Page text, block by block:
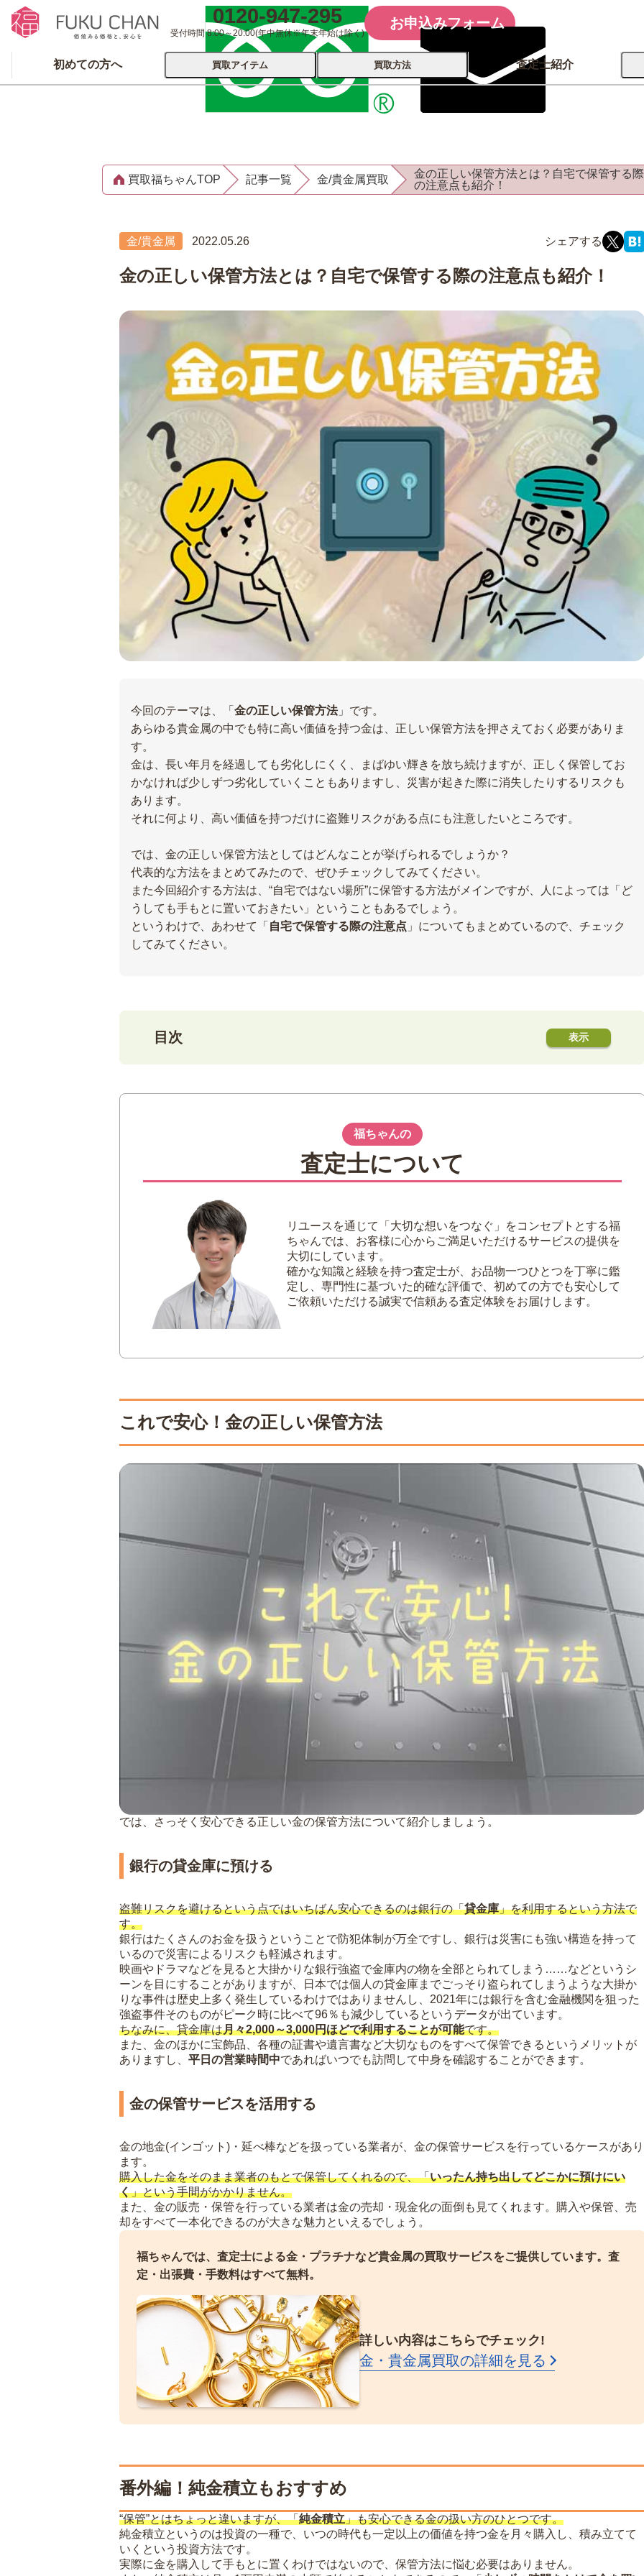
0120-947-295
受付時間 8:00～20:00(年中無休※年末年始は除く)
お申込みフォーム
初めての方へ 買取アイテム
ブランド
品
古銭 ⁄
記念硬貨
レコード
お酒
金 ⁄
貴金属
時計 毛皮 宝石
買取方法 査定士紹介
買取福ちゃんTOP 記事一覧 金/貴金属買取
金の正しい保管方法とは？自宅で保管する際
の注意点も紹介！
金/貴金属 2022.05.26
金の正しい保管方法とは？自宅で保管する際の注意点も紹介！
今回のテーマは、「 金の正しい保管方法」です。
あらゆる貴金属の中でも特に高い価値を持つ金は、正しい保管方法を押さえておく必要がありま
す。
金は、長い年月を経過しても劣化しにくく、まばゆい輝きを放ち続けますが、正しく保管してお
かなければ少しずつ劣化していくこともありますし、災害が起きた際に消失したりするリスクも
あります。
それに何より、高い価値を持つだけに盗難リスクがある点にも注意したいところです。
では、金の正しい保管方法としてはどんなことが挙げられるでしょうか？
代表的な方法をまとめてみたので、ぜひチェックしてみてください。
また今回紹介する方法は、“自宅ではない場所”に保管する方法がメインですが、人によっては「ど
うしても手もとに置いておきたい」ということもあるでしょう。
というわけで、あわせて「 自宅で保管する際の注意点 」についてもまとめているので、チェック
してみてください。
目次
金の保管サービスを活用する
番外編！純金積立もおすすめ
3
自宅で保管する際の注意点
しっかり「金庫」に保管すること
タンスの奥や冷蔵庫、床下は？
金のジュエリーの保管方法
金は大事に保管しましょう！
福ちゃんの
査定士について
リユースを通じて「大切な想いをつなぐ」をコンセプトとする福
ちゃんでは、お客様に心からご満足いただけるサービスの提供を
大切にしています。
確かな知識と経験を持つ査定士が、お品物一つひとつを丁寧に鑑
定し、専門性に基づいた的確な評価で、初めての方でも安心して
ご依頼いただける誠実で信頼ある査定体験をお届けします。
これで安心！金の正しい保管方法
では、さっそく安心できる正しい金の保管方法について紹介しましょう。
銀行の貸金庫に預ける
盗難リスクを避けるという点ではいちばん安心できるのは銀行の「貸金庫」を利用するという方法で
す。
銀行はたくさんのお金を扱うということで防犯体制が万全ですし、銀行は災害にも強い構造を持って
いるので災害によるリスクも軽減されます。
映画やドラマなどを見ると大掛かりな銀行強盗で金庫内の物を全部とられてしまう……などというシ
ーンを目にすることがありますが、日本では個人の貸金庫までごっそり盗られてしまうような大掛か
りな事件は歴史上多く発生しているわけではありませんし、2021年には銀行を含む金融機関を狙った
強盗事件そのものがピーク時に比べて96％も減少しているというデータが出ています。
ちなみに、貸金庫は月々2,000～3,000円ほどで利用することが可能です。
また、金のほかに宝飾品、各種の証書や遺言書など大切なものをすべて保管できるというメリットが
ありますし、 平日の営業時間中であればいつでも訪問して中身を確認することができます。
金の保管サービスを活用する
金の地金(インゴット)・延べ棒などを扱っている業者が、金の保管サービスを行っているケースがあり
ます。
購入した金をそのまま業者のもとで保管してくれるので、「いったん持ち出してどこかに預けにい
く」という手間がかかりません。
また、金の販売・保管を行っている業者は金の売却・現金化の面倒も見てくれます。購入や保管、売
却をすべて一本化できるのが大きな魅力といえるでしょう。
福ちゃんでは、査定士による金・プラチナなど貴金属の買取サービスをご提供しています。 査
定・出張費・手数料はすべて無料。
詳しい内容はこちらでチェック!
金・貴金属買取の詳細を見る
番外編！純金積立もおすすめ
“保管”とはちょっと違いますが、「純金積立」も安心できる金の扱い方のひとつです。
純金積立というのは投資の一種で、いつの時代も一定以上の価値を持つ金を月々購入し、積み立てて
いくという投資方法です。
実際に金を購入して手もとに置くわけではないので、保管方法に悩む必要はありません。